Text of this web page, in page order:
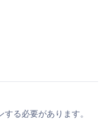
る必要があります。